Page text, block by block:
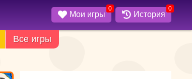
Мои игры
0
История
0
Все игры